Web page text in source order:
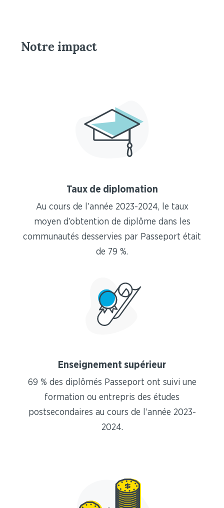
Notre impact
Taux de diplomation
Au cours de l’année 2023-2024, le taux
moyen d’obtention de diplôme dans les
communautés desservies par Passeport était
de 79 %.
Enseignement supérieur
69 % des diplômés Passeport ont suivi une
formation ou entrepris des études
postsecondaires au cours de l’année 2023-
2024.